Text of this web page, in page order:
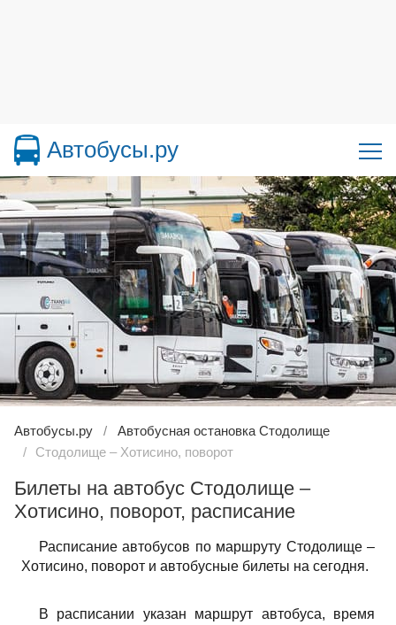
Автобусы.ру
Автобусы.ру
Автобусная остановка Стодолище
Стодолище – Хотисино, поворот
Билеты на автобус Стодолище –
Хотисино, поворот, расписание
Расписание автобусов по маршруту Стодолище –
Хотисино, поворот и автобусные билеты на сегодня.
В расписании указан маршрут автобуса, время